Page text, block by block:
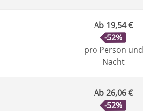
Ab 19,54 €
-52%
pro Person und
Nacht
Ab 26,06 €
-52%